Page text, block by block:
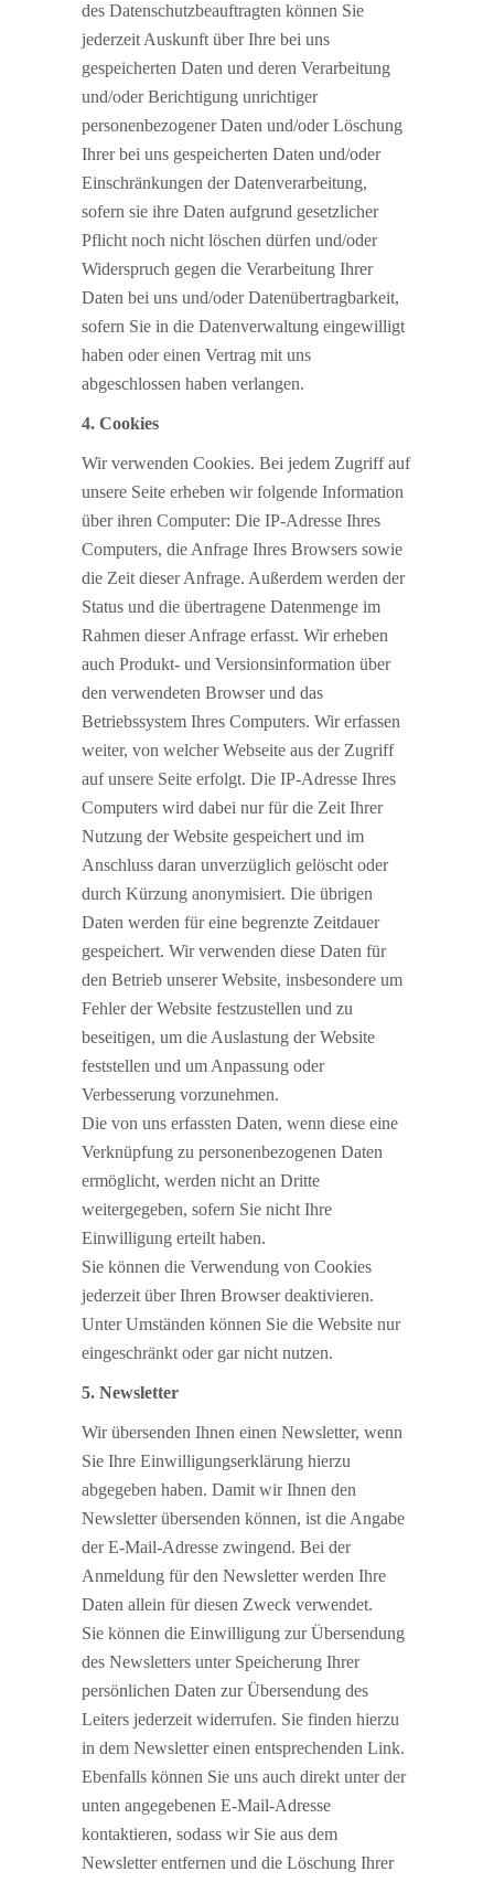
des Datenschutzbeauftragten können Sie
jederzeit Auskunft über Ihre bei uns
gespeicherten Daten und deren Verarbeitung
und/oder Berichtigung unrichtiger
personenbezogener Daten und/oder Löschung
Ihrer bei uns gespeicherten Daten und/oder
Einschränkungen der Datenverarbeitung,
sofern sie ihre Daten aufgrund gesetzlicher
Pflicht noch nicht löschen dürfen und/oder
Widerspruch gegen die Verarbeitung Ihrer
Daten bei uns und/oder Datenübertragbarkeit,
sofern Sie in die Datenverwaltung eingewilligt
haben oder einen Vertrag mit uns
abgeschlossen haben verlangen.
4. Cookies
Wir verwenden Cookies. Bei jedem Zugriff auf
unsere Seite erheben wir folgende Information
über ihren Computer: Die IP-Adresse Ihres
Computers, die Anfrage Ihres Browsers sowie
die Zeit dieser Anfrage. Außerdem werden der
Status und die übertragene Datenmenge im
Rahmen dieser Anfrage erfasst. Wir erheben
auch Produkt- und Versionsinformation über
den verwendeten Browser und das
Betriebssystem Ihres Computers. Wir erfassen
weiter, von welcher Webseite aus der Zugriff
auf unsere Seite erfolgt. Die IP-Adresse Ihres
Computers wird dabei nur für die Zeit Ihrer
Nutzung der Website gespeichert und im
Anschluss daran unverzüglich gelöscht oder
durch Kürzung anonymisiert. Die übrigen
Daten werden für eine begrenzte Zeitdauer
gespeichert. Wir verwenden diese Daten für
den Betrieb unserer Website, insbesondere um
Fehler der Website festzustellen und zu
beseitigen, um die Auslastung der Website
feststellen und um Anpassung oder
Verbesserung vorzunehmen.
Die von uns erfassten Daten, wenn diese eine
Verknüpfung zu personenbezogenen Daten
ermöglicht, werden nicht an Dritte
weitergegeben, sofern Sie nicht Ihre
Einwilligung erteilt haben.
Sie können die Verwendung von Cookies
jederzeit über Ihren Browser deaktivieren.
Unter Umständen können Sie die Website nur
eingeschränkt oder gar nicht nutzen.
5. Newsletter
Wir übersenden Ihnen einen Newsletter, wenn
Sie Ihre Einwilligungserklärung hierzu
abgegeben haben. Damit wir Ihnen den
Newsletter übersenden können, ist die Angabe
der E-Mail-Adresse zwingend. Bei der
Anmeldung für den Newsletter werden Ihre
Daten allein für diesen Zweck verwendet.
Sie können die Einwilligung zur Übersendung
des Newsletters unter Speicherung Ihrer
persönlichen Daten zur Übersendung des
Leiters jederzeit widerrufen. Sie finden hierzu
in dem Newsletter einen entsprechenden Link.
Ebenfalls können Sie uns auch direkt unter der
unten angegebenen E-Mail-Adresse
kontaktieren, sodass wir Sie aus dem
Newsletter entfernen und die Löschung Ihrer